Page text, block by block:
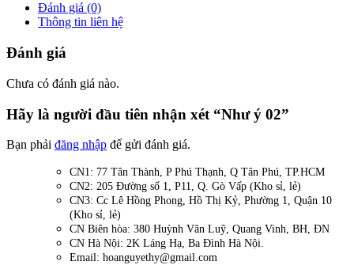
Đánh giá (0)
Thông tin liên hệ
Đánh giá
Chưa có đánh giá nào.
Hãy là người đầu tiên nhận xét “Như ý 02”
Bạn phải đăng nhập để gửi đánh giá.
CN1: 77 Tân Thành, P Phú Thạnh, Q Tân Phú, TP.HCM
CN2: 205 Đường số 1, P11, Q. Gò Vấp (Kho sỉ, lẻ)
CN3: Cc Lê Hồng Phong, Hồ Thị Kỷ, Phường 1, Quận 10
(Kho sỉ, lẻ)
CN Biên hòa: 380 Huỳnh Văn Luỹ, Quang Vinh, BH, ĐN
CN Hà Nội: 2K Láng Hạ, Ba Đình Hà Nội.
Email: hoanguyethy@gmail.com